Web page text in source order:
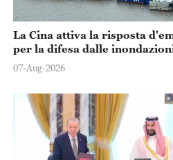
La Cina attiva la risposta
per la difesa dalle
07-Aug-2026